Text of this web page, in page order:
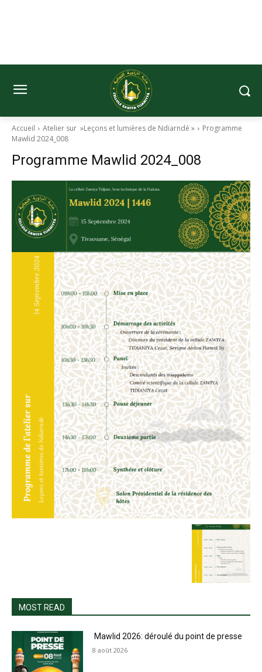
Accueil Atelier sur »Leçons et lumières de Ndiarndé »
Programme
Mawlid 2024_008
Programme Mawlid 2024_008
MOST READ
Mawlid 2026: déroulé du point de presse
8 août 2026